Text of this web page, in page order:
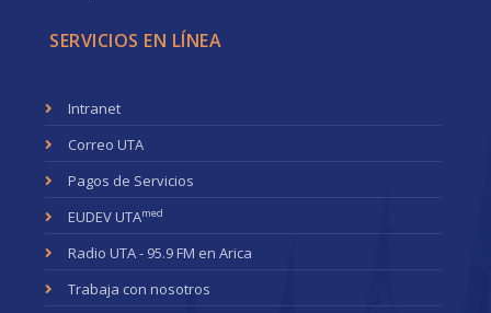
SERVICIOS EN LÍNEA
Intranet
Correo UTA
Pagos de Servicios
EUDEV UTAmed
Radio UTA - 95.9 FM en Arica
Trabaja con nosotros